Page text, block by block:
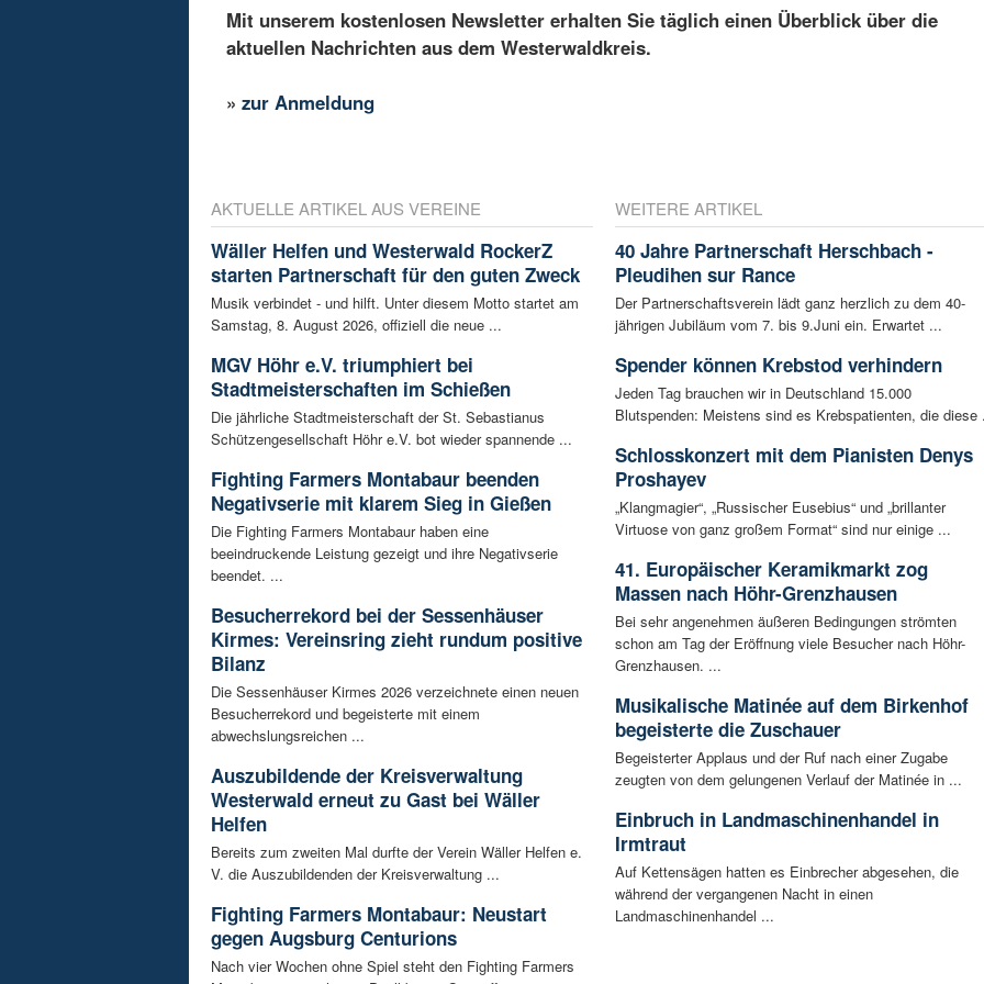
Mit unserem kostenlosen Newsletter erhalten Sie täglich einen Überblick über die
aktuellen Nachrichten aus dem Westerwaldkreis.
»zur Anmeldung
AKTUELLE ARTIKEL AUS VEREINE
Wäller Helfen und Westerwald RockerZ
starten Partnerschaft für den guten Zweck
Musik verbindet - und hilft. Unter diesem Motto startet am
Samstag, 8. August 2026, offiziell die neue ...
MGV Höhr e.V. triumphiert bei
Stadtmeisterschaften im Schießen
Die jährliche Stadtmeisterschaft der St. Sebastianus
Schützengesellschaft Höhr e.V. bot wieder spannende ...
Fighting Farmers Montabaur beenden
Negativserie mit klarem Sieg in Gießen
Die Fighting Farmers Montabaur haben eine
beeindruckende Leistung gezeigt und ihre Negativserie
beendet. ...
Besucherrekord bei der Sessenhäuser
Kirmes: Vereinsring zieht rundum positive
Bilanz
Die Sessenhäuser Kirmes 2026 verzeichnete einen neuen
Besucherrekord und begeisterte mit einem
abwechslungsreichen ...
Auszubildende der Kreisverwaltung
Westerwald erneut zu Gast bei Wäller
Helfen
Bereits zum zweiten Mal durfte der Verein Wäller Helfen e.
V. die Auszubildenden der Kreisverwaltung ...
Fighting Farmers Montabaur: Neustart
gegen Augsburg Centurions
Nach vier Wochen ohne Spiel steht den Fighting Farmers
WEITERE ARTIKEL
40 Jahre Partnerschaft Herschbach -
Pleudihen sur Rance
Der Partnerschaftsverein lädt ganz herzlich zu dem 40-
jährigen Jubiläum vom 7. bis 9.Juni ein. Erwartet ...
Spender können Krebstod verhindern
Jeden Tag brauchen wir in Deutschland 15.000
Blutspenden: Meistens sind es Krebspatienten, die diese
Schlosskonzert mit dem Pianisten Denys
Proshayev
„Klangmagier“, „Russischer Eusebius“ und „brillanter
Virtuose von ganz großem Format“ sind nur einige ...
41. Europäischer Keramikmarkt zog
Massen nach Höhr-Grenzhausen
Bei sehr angenehmen äußeren Bedingungen strömten
schon am Tag der Eröffnung viele Besucher nach Höhr-
Grenzhausen. ...
Musikalische Matinée auf dem Birkenhof
begeisterte die Zuschauer
Begeisterter Applaus und der Ruf nach einer Zugabe
zeugten von dem gelungenen Verlauf der Matinée in ...
Einbruch in Landmaschinenhandel in
Irmtraut
Auf Kettensägen hatten es Einbrecher abgesehen, die
während der vergangenen Nacht in einen
Landmaschinenhandel ...